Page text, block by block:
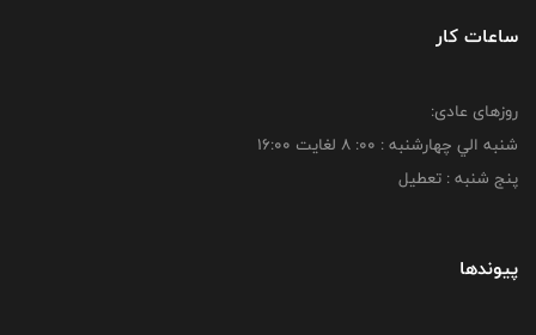
ساعات کار
روزهای عادی:
شنبه الي چهارشنبه : 00: 8 لغايت 16:00
پنج شنبه : تعطیل
پیوندها